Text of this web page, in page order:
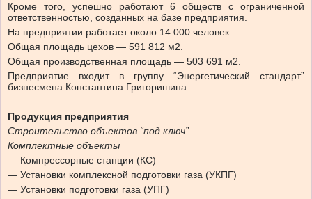
Кроме того, успешно работают 6 обществ с ограниченной
ответственностью, созданных на базе предприятия.
На предприятии работает около 14 000 человек.
Общая площадь цехов — 591 812 м2.
Общая производственная площадь — 503 691 м2.
Предприятие входит в группу “Энергетический стандарт”
бизнесмена Константина Григоришина.
Продукция предприятия
Строительство объектов “под ключ”
Комплектные объекты
— Компрессорные станции (КС)
— Установки комплексной подготовки газа (УКПГ)
— Установки подготовки газа (УПГ)